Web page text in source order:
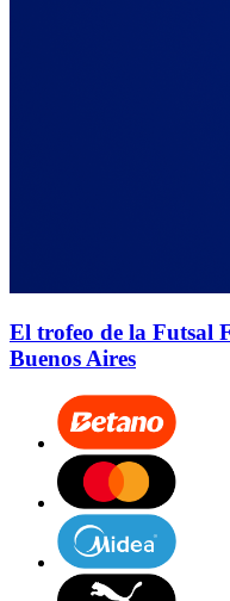
El trofeo de la Futsal
Buenos Aires